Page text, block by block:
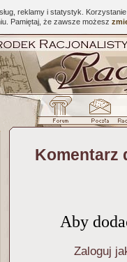
reklamy i statystyk.
Pamiętaj, że zawsze możesz
Aby
Zaloguj